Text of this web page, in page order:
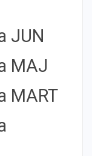
JUN
MAJ
MART